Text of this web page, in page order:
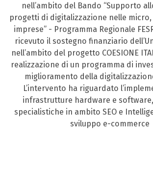
nell’ambito del Bando “Supporto
progetti di digitalizzazione nelle micro,
imprese” - Programma Regionale
ricevuto il sostegno finanziario
nell’ambito del progetto COESIONE
realizzazione di un programma di
miglioramento della
L’intervento ha riguardato
infrastrutture hardware e
specialistiche in ambito SEO e
sviluppo e-commerce